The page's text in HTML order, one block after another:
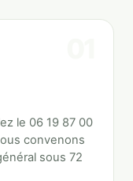
le 06 19 87 00
convenons
sous 72